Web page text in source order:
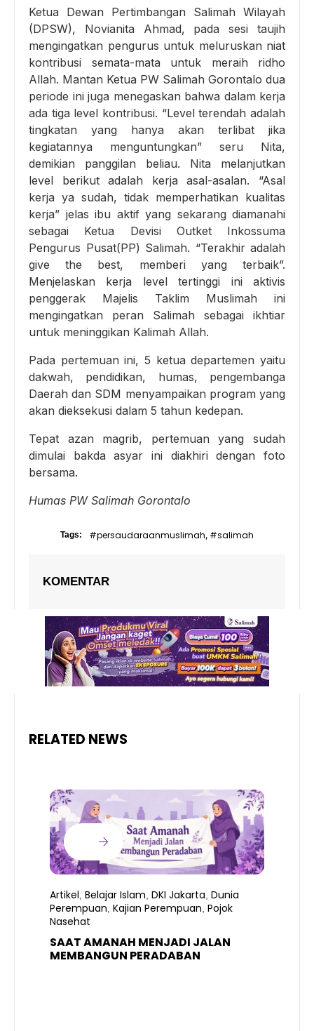
Ketua Dewan Pertimbangan Salimah Wilayah
(DPSW), Novianita Ahmad, pada sesi taujih
mengingatkan pengurus untuk meluruskan niat
kontribusi semata-mata untuk meraih ridho
Allah. Mantan Ketua PW Salimah Gorontalo dua
periode ini juga menegaskan bahwa dalam kerja
ada tiga level kontribusi. “Level terendah adalah
tingkatan yang hanya akan terlibat jika
kegiatannya menguntungkan” seru Nita,
demikian panggilan beliau. Nita melanjutkan
level berikut adalah kerja asal-asalan. “Asal
kerja ya sudah, tidak memperhatikan kualitas
kerja” jelas ibu aktif yang sekarang diamanahi
sebagai Ketua Devisi Outket Inkossuma
Pengurus Pusat(PP) Salimah. “Terakhir adalah
give the best, memberi yang terbaik”.
Menjelaskan kerja level tertinggi ini aktivis
penggerak Majelis Taklim Muslimah ini
mengingatkan peran Salimah sebagai ikhtiar
untuk meninggikan Kalimah Allah.
Pada pertemuan ini, 5 ketua departemen yaitu
dakwah, pendidikan, humas, pengembanga
Daerah dan SDM menyampaikan program yang
akan dieksekusi dalam 5 tahun kedepan.
Tepat azan magrib, pertemuan yang sudah
dimulai bakda asyar ini diakhiri dengan foto
bersama.
Humas PW Salimah Gorontalo
Tags: #persaudaraanmuslimah, #salimah
KOMENTAR
RELATED NEWS
Artikel, Belajar Islam, DKI Jakarta, Dunia
Perempuan, Kajian Perempuan, Pojok
Nasehat
SAAT AMANAH MENJADI JALAN
MEMBANGUN PERADABAN